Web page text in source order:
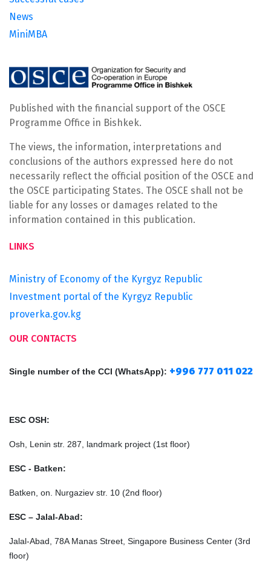
News
MiniMBA
Published with the financial support of the OSCE
Programme Office in Bishkek.
The views, the information, interpretations and
conclusions of the authors expressed here do not
necessarily reflect the official position of the OSCE and
the OSCE participating States. The OSCE shall not be
liable for any losses or damages related to the
information contained in this publication.
LINKS
Ministry of Economy of the Kyrgyz Republic
Investment portal of the Kyrgyz Republic
proverka.gov.kg
OUR CONTACTS
Single number of the CCI (WhatsApp): +996 777 011 022
ESC OSH:
Osh, Lenin str. 287, landmark project (1st floor)
ESC - Batken:
Batken, on. Nurgaziev str. 10 (2nd floor)
ESC – Jalal-Abad:
Jalal-Abad, 78A Manas Street, Singapore Business Center (3rd
floor)